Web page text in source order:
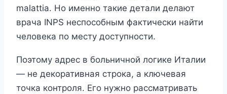
malattia. Но именно такие детали делают
врача INPS неспособным фактически найти
человека по месту доступности.
Поэтому адрес в больничной логике Италии
— не декоративная строка, а ключевая
точка контроля. Его нужно рассматривать